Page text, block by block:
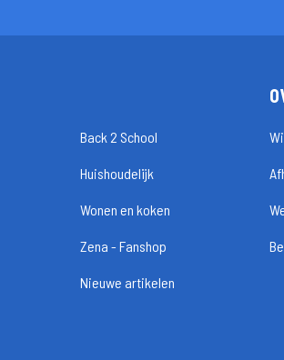
Back 2 School
Huishoudelijk
Wonen en koken
Zena - Fanshop
Nieuwe artikelen